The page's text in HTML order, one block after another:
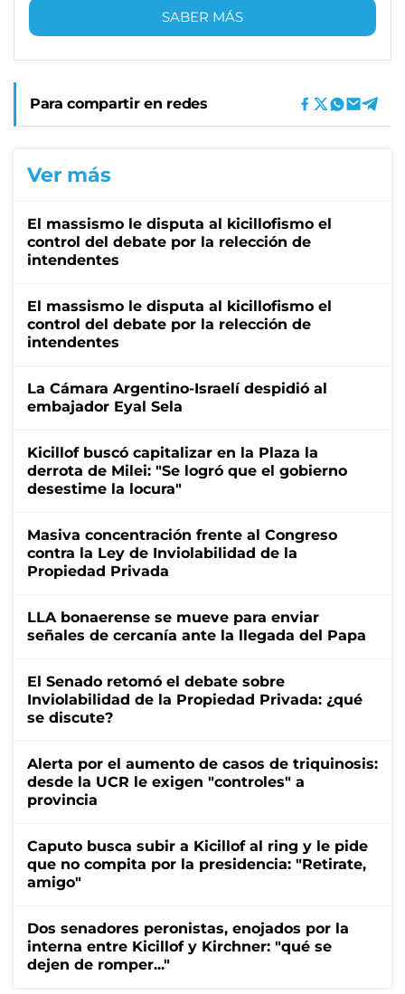
SABER MÁS
Para compartir en redes
Ver más
El massismo le disputa al kicillofismo el
control del debate por la relección de
intendentes
El massismo le disputa al kicillofismo el
control del debate por la relección de
intendentes
La Cámara Argentino-Israelí despidió al
embajador Eyal Sela
Kicillof buscó capitalizar en la Plaza la
derrota de Milei: "Se logró que el gobierno
desestime la locura"
Masiva concentración frente al Congreso
contra la Ley de Inviolabilidad de la
Propiedad Privada
LLA bonaerense se mueve para enviar
señales de cercanía ante la llegada del Papa
El Senado retomó el debate sobre
Inviolabilidad de la Propiedad Privada: ¿qué
se discute?
Alerta por el aumento de casos de triquinosis:
desde la UCR le exigen "controles" a
provincia
Caputo busca subir a Kicillof al ring y le pide
que no compita por la presidencia: "Retirate,
amigo"
Dos senadores peronistas, enojados por la
interna entre Kicillof y Kirchner: "qué se
dejen de romper..."